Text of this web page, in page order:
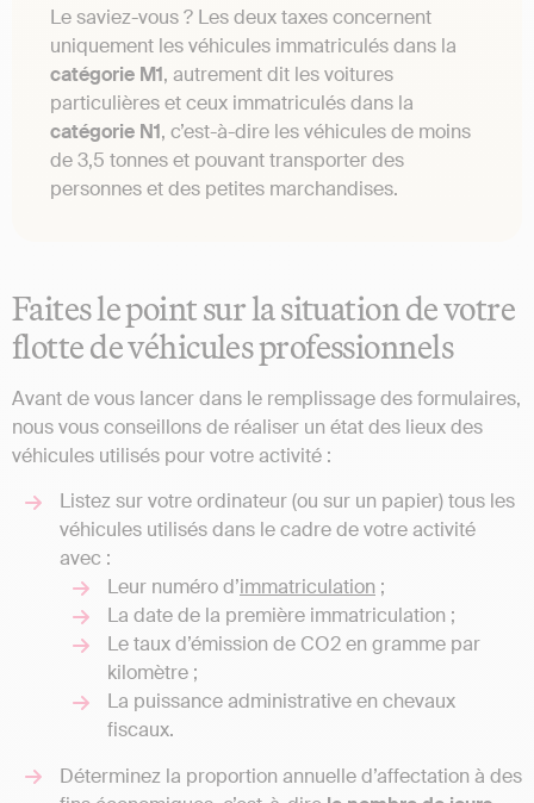
Le saviez-vous ? Les deux taxes concernent
uniquement les véhicules immatriculés dans la
catégorie M1, autrement dit les voitures
particulières et ceux immatriculés dans la
catégorie N1, c’est-à-dire les véhicules de moins
de 3,5 tonnes et pouvant transporter des
personnes et des petites marchandises.
Faites le point sur la situation de votre
flotte de véhicules professionnels
Avant de vous lancer dans le remplissage des formulaires,
nous vous conseillons de réaliser un état des lieux des
véhicules utilisés pour votre activité :
Listez sur votre ordinateur (ou sur un papier) tous les
véhicules utilisés dans le cadre de votre activité
avec :
Leur numéro d’immatriculation ;
La date de la première immatriculation ;
Le taux d’émission de CO2 en gramme par
kilomètre ;
La puissance administrative en chevaux
fiscaux.
Déterminez la proportion annuelle d’affectation à des